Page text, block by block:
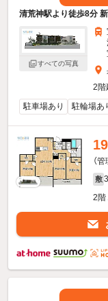
清荒神駅より徒歩8分
すべての写真
2階
駐車場あり
駐輪場あ
（
敷
2階